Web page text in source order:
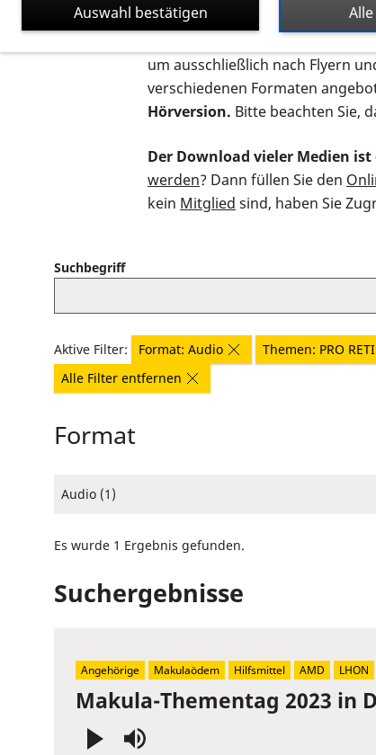
Auf dieser Seite finden Sie
um ausschließlich nach Flyern
verschiedenen Formaten
Hörversion. Bitte beachten Sie,
Der Download vieler Medien
werden? Dann füllen Sie den
kein Mitglied sind, haben Sie
Suchbegriff
Aktive Filter: Format: Audio Themen: PRO
Alle Filter entfernen
Format
Audio (1)
Es wurde 1 Ergebnis gefunden.
Suchergebnisse
Makula-Thementag 2023 in
Angehörige Makulaödem Hilfsmittel AMD LHON
Auswahl bestätigen